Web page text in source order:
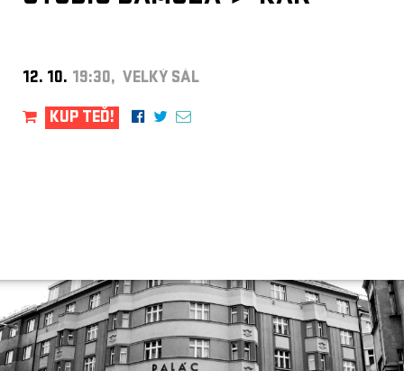
12. 10. 19:30, VELKÝ SÁL
KUP TEĎ!